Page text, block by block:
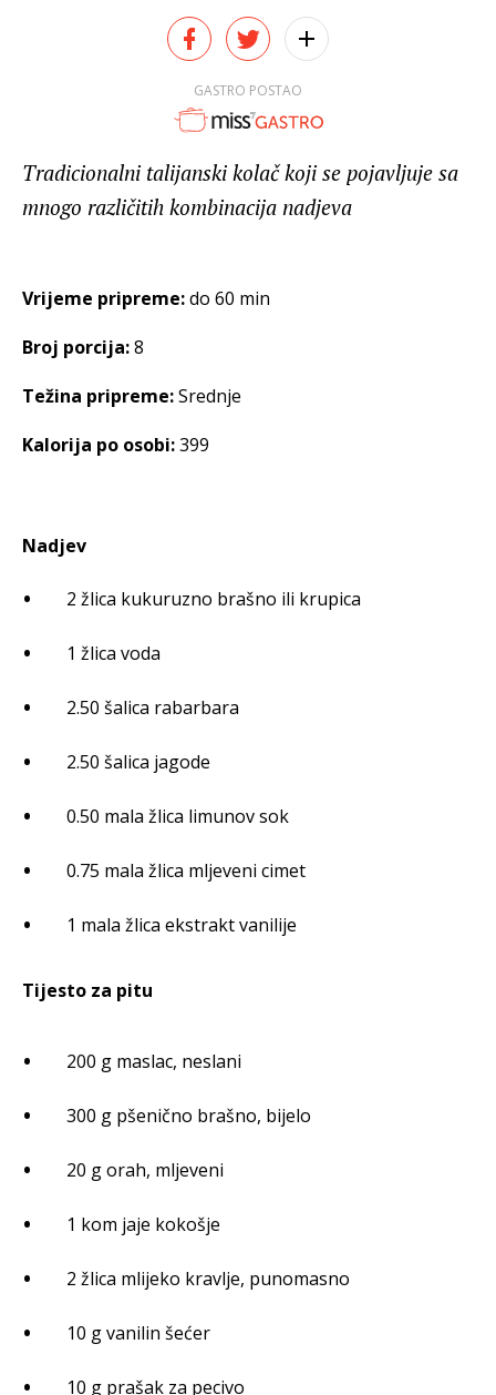
GASTRO POSTAO
Tradicionalni talijanski kolač koji se pojavljuje sa
mnogo različitih kombinacija nadjeva
Vrijeme pripreme:do 60 min
Broj porcija:8
Težina pripreme:Srednje
Kalorija po osobi:399
Nadjev
2 žlica kukuruzno brašno ili krupica
1 žlica voda
2.50 šalica rabarbara
2.50 šalica jagode
0.50 mala žlica limunov sok
0.75 mala žlica mljeveni cimet
1 mala žlica ekstrakt vanilije
Tijesto za pitu
200 g maslac, neslani
300 g pšenično brašno, bijelo
20 g orah, mljeveni
1 kom jaje kokošje
2 žlica mlijeko kravlje, punomasno
10 g vanilin šećer
10 g prašak za pecivo